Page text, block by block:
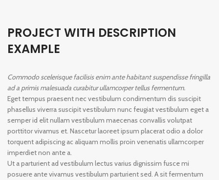
PROJECT WITH DESCRIPTION
EXAMPLE
Commodo scelerisque facilisis enim ante habitant suspendisse fringilla
ad a primis malesuada curabitur ullamcorper tellus fermentum.
Eget tempus praesent nec vestibulum condimentum dis suscipit
phasellus viverra suscipit vestibulum nunc feugiat vestibulum eget a
semper id elit nullam vestibulum maecenas convallis volutpat
porttitor vivamus et. Nascetur laoreet ipsum placerat odio a dolor
torquent adipiscing ac aliquam mollis proin venenatis ullamcorper
imperdiet non ante a.
Ut a parturient ad vestibulum lectus varius dignissim fusce mi
posuere ante vivamus vestibulum parturient sed. A sit fermentum